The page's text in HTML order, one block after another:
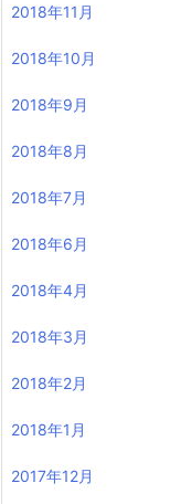
2018年11月
2018年10月
2018年9月
2018年8月
2018年7月
2018年6月
2018年4月
2018年3月
2018年2月
2018年1月
2017年12月